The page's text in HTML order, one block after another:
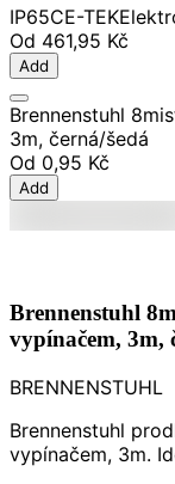
IP65CE-TEK
Od 461,95 Kč
Add
Brennenstuhl
3m, černá/šedá
Od 0,95 Kč
Add
Brennenstuhl
vypínačem, 3m,
BRENNENSTUHL
Brennenstuhl
vypínačem, 3m.